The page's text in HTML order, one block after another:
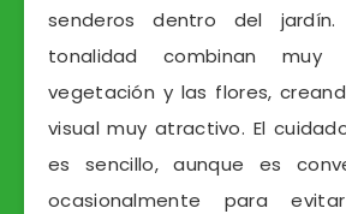
senderos dentro del
tonalidad combinan
vegetación y las flores,
visual muy atractivo. El
es sencillo, aunque es
ocasionalmente para